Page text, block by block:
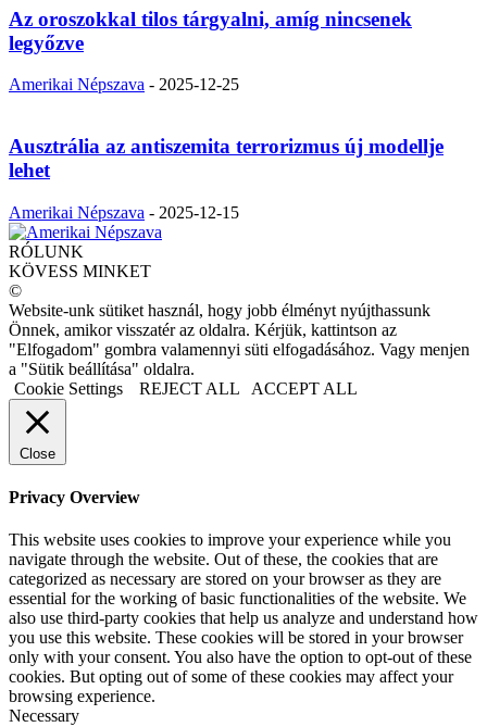
Az oroszokkal tilos tárgyalni, amíg nincsenek
legyőzve
Amerikai Népszava - 2025-12-25
Ausztrália az antiszemita terrorizmus új modellje
lehet
Amerikai Népszava - 2025-12-15
RÓLUNK
KÖVESS MINKET
©
Website-unk sütiket használ, hogy jobb élményt nyújthassunk
Önnek, amikor visszatér az oldalra. Kérjük, kattintson az
"Elfogadom" gombra valamennyi süti elfogadásához. Vagy menjen
a "Sütik beállítása" oldalra.
Cookie Settings
REJECT ALL ACCEPT ALL
Close
Privacy Overview
This website uses cookies to improve your experience while you
navigate through the website. Out of these, the cookies that are
categorized as necessary are stored on your browser as they are
essential for the working of basic functionalities of the website. We
also use third-party cookies that help us analyze and understand how
you use this website. These cookies will be stored in your browser
only with your consent. You also have the option to opt-out of these
cookies. But opting out of some of these cookies may affect your
browsing experience.
Necessary